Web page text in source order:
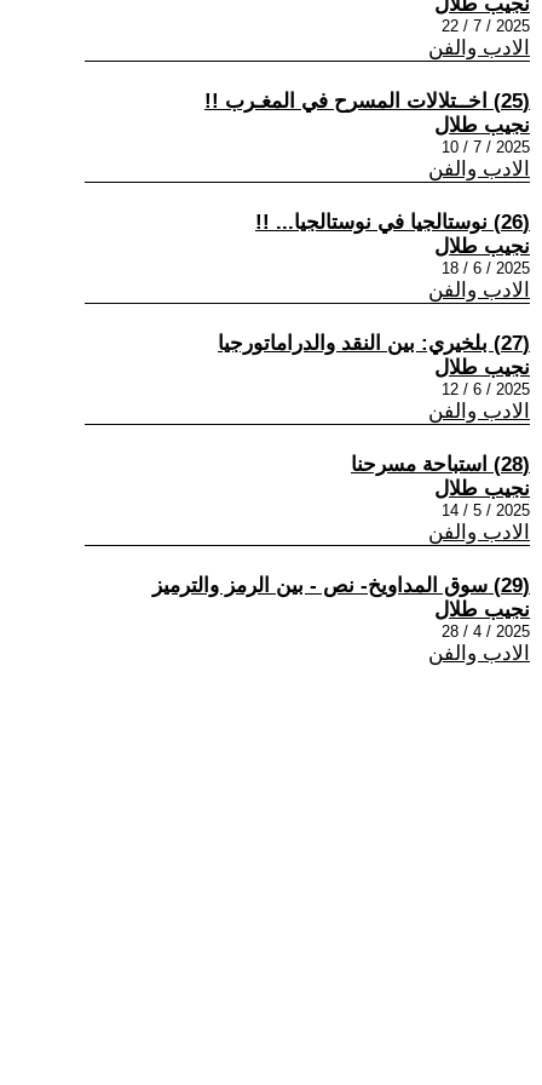
2025 / 7 / 22
الادب والفن
(25) اخــتلالات المسرح في المغـرب !!
نجيب طلال
2025 / 7 / 10
الادب والفن
(26) نوستالجيا في نوستالجيا... !!
نجيب طلال
2025 / 6 / 18
الادب والفن
(27) بلخيري: بين النقد والدراماتورجيا
نجيب طلال
2025 / 6 / 12
الادب والفن
(28) استباحة مسرحنا
نجيب طلال
2025 / 5 / 14
الادب والفن
(29) سوق المداويخ- نص - بين الرمز والترميز
نجيب طلال
2025 / 4 / 28
الادب والفن